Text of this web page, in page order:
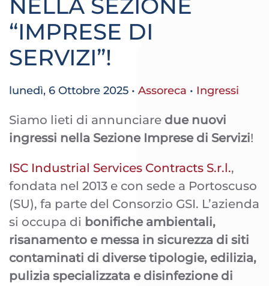
NELLA SEZIONE
“IMPRESE DI
SERVIZI”!
lunedì, 6 Ottobre 2025 • Assoreca • Ingressi
Siamo lieti di annunciare due nuovi
ingressi nella Sezione Imprese di Servizi!
ISC Industrial Services Contracts S.r.l.,
fondata nel 2013 e con sede a Portoscuso
(SU), fa parte del Consorzio GSI. L’azienda
si occupa di bonifiche ambientali,
risanamento e messa in sicurezza di siti
contaminati di diverse tipologie, edilizia,
pulizia specializzata e disinfezione di